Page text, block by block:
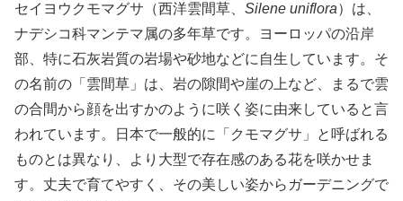
セイヨウクモマグサ（西洋雲間草、 Silene uniflora）は、
ナデシコ科マンテマ属の多年草です。ヨーロッパの沿岸
部、特に石灰岩質の岩場や砂地などに自生しています。そ
の名前の「雲間草」は、岩の隙間や崖の上など、まるで雲
の合間から顔を出すかのように咲く姿に由来していると言
われています。日本で一般的に「クモマグサ」と呼ばれる
ものとは異なり、より大型で存在感のある花を咲かせま
す。丈夫で育てやすく、その美しい姿からガーデニングで